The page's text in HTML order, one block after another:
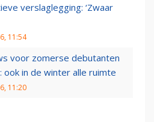
verslaglegging: ‘Zwaar
11:54
voor zomerse debutanten
ook in de winter alle ruimte
11:20